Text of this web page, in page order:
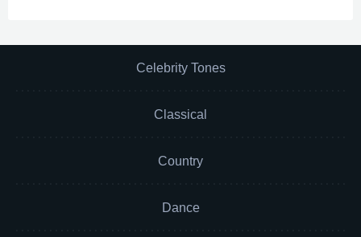
Celebrity Tones
Classical
Country
Dance